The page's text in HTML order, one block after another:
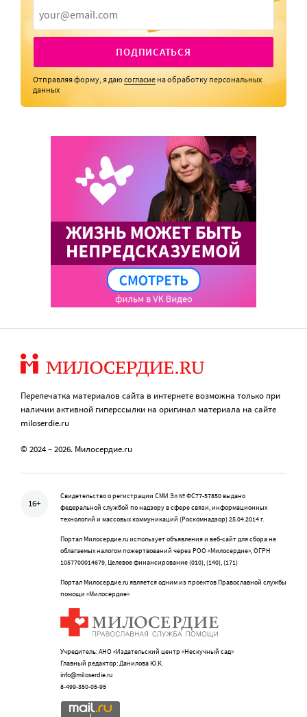
ПОДПИСАТЬСЯ
Отправляя форму, я даюсогласие на обработку персональных
данных
Перепечатка материалов сайта в интернете возможна только при
наличии активной гиперссылки на оригинал материала на сайте
miloserdie.ru
© 2024 – 2026. Милосердие.ru
16+
Свидетельство о регистрации СМИ Эл № ФС77-57850 выдано
федеральной службой по надзору в сфере связи, информационных
технологий и массовых коммуникаций (Роскомнадзор) 25.04.2014 г.
Портал Милосердие.ru использует объявления и веб-сайт для сбора не
облагаемых налогом пожертвований через РОО «Милосердие», ОГРН
1057700014679, Целевое финансирование (010), (140), (171)
Портал Милосердие.ru является одним из проектов Православной службы
помощи «Милосердие»
Учредитель: АНО «Издательский центр «Нескучный сад»
Главный редактор: Данилова Ю.К.
info@miloserdie.ru
8-499-350-05-95